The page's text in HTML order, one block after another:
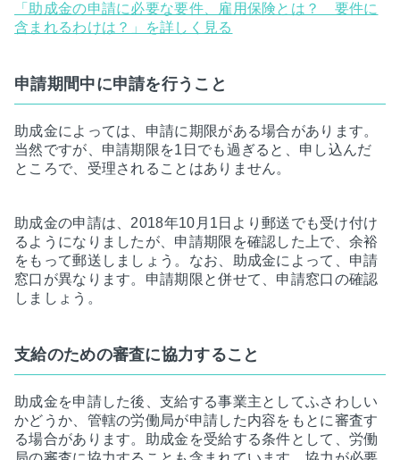
「助成金の申請に必要な要件、雇用保険とは？ 要件に
含まれるわけは？」を詳しく見る
申請期間中に申請を行うこと
助成金によっては、申請に期限がある場合があります。
当然ですが、申請期限を1日でも過ぎると、申し込んだ
ところで、受理されることはありません。
助成金の申請は、2018年10月1日より郵送でも受け付け
るようになりましたが、申請期限を確認した上で、余裕
をもって郵送しましょう。なお、助成金によって、申請
窓口が異なります。申請期限と併せて、申請窓口の確認
しましょう。
支給のための審査に協力すること
助成金を申請した後、支給する事業主としてふさわしい
かどうか、管轄の労働局が申請した内容をもとに審査す
る場合があります。助成金を受給する条件として、労働